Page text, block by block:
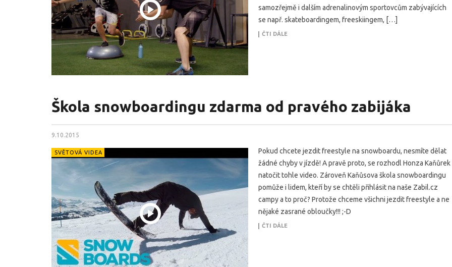
samozřejmě i dalším adrenalinovým sportovcům zabývajících
se např. skateboardingem, freeskiingem, […]
ČTI DÁLE
Škola snowboardingu zdarma od pravého zabijáka
9.10.2015
SVĚTOVÁ VIDEA
Pokud chcete jezdit freestyle na snowboardu, nesmíte dělat
žádné chyby v jízdě! A pravě proto, se rozhodl Honza Kaňůrek
natočit tohle video. Zároveň Kaňůsova škola snowboardingu
pomůže i lidem, kteří by se chtěli přihlásit na naše Zabil.cz
campy a to proč? Protože chceme všichni jezdit freestyle a ne
nějaké zasrané obloučky!!! ;-D
ČTI DÁLE